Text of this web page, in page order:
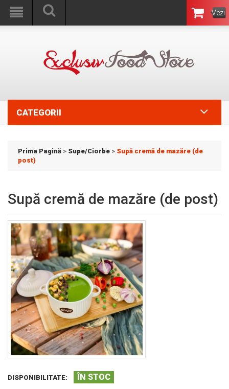
Vezi
Coşul
CATEGORII
Prima Pagină > Supe/Ciorbe > Supă cremă de mazăre (de
post)
Supă cremă de mazăre (de post)
DISPONIBILITATE: ÎN STOC